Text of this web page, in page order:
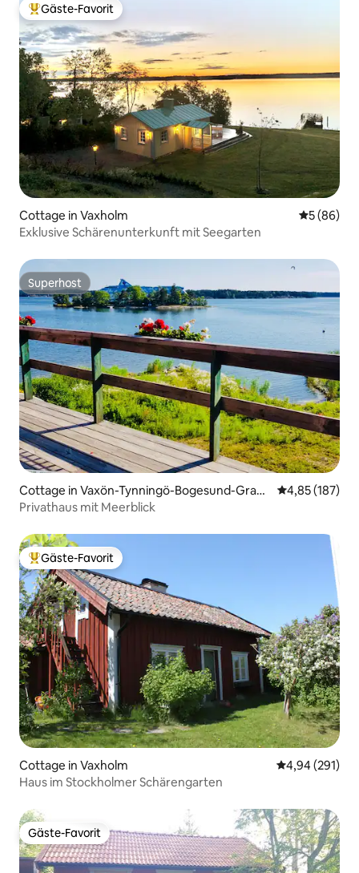
Beliebter Gäste-Favorit.
Gäste-Favorit
Cottage in Vaxholm
5 (86)
Exklusive Schärenunterkunft mit Seegarten
Superhost
Superhost
Cottage in Vaxön-Tynningö-Bogesund-Gran
holmen
4,85 (187)
Privathaus mit Meerblick
Beliebter Gäste-Favorit.
Gäste-Favorit
Cottage in Vaxholm
4,94 (291)
Haus im Stockholmer Schärengarten
Gäste-Favorit
Gäste-Favorit